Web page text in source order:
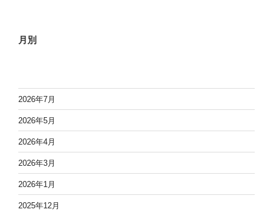
月別
2026年7月
2026年5月
2026年4月
2026年3月
2026年1月
2025年12月